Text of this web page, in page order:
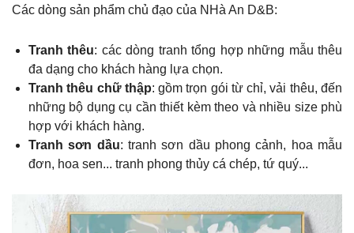
Các dòng sản phẩm chủ đạo của NHà An D&B:
Tranh thêu: các dòng tranh tổng hợp những mẫu thêu
đa dạng cho khách hàng lựa chọn.
Tranh thêu chữ thập: gồm trọn gói từ chỉ, vải thêu, đến
những bộ dụng cụ cần thiết kèm theo và nhiều size phù
hợp với khách hàng.
Tranh sơn dầu: tranh sơn dầu phong cảnh, hoa mẫu
đơn, hoa sen... tranh phong thủy cá chép, tứ quý...